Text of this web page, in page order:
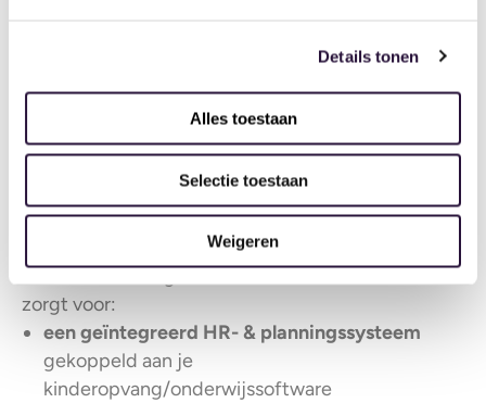
Details tonen
Alles toestaan
Selectie toestaan
Weigeren
Hoe de
samenwerking
werkt
De samenwerking tussen Ovivio en AFAS Software
zorgt voor:
een geïntegreerd HR- & plannings­systeem
gekoppeld aan je
kinderopvang/onderwijssoftware